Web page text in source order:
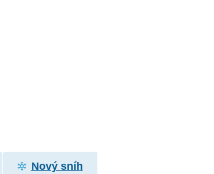
Nový sníh